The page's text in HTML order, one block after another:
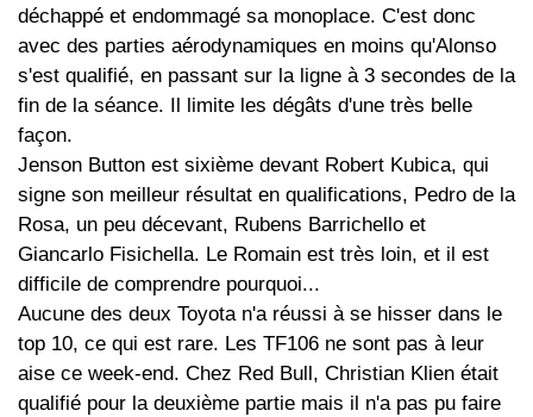
déchappé et endommagé sa monoplace. C'est donc
avec des parties aérodynamiques en moins qu'Alonso
s'est qualifié, en passant sur la ligne à 3 secondes de la
fin de la séance. Il limite les dégâts d'une très belle
façon.
Jenson Button est sixième devant Robert Kubica, qui
signe son meilleur résultat en qualifications, Pedro de la
Rosa, un peu décevant, Rubens Barrichello et
Giancarlo Fisichella. Le Romain est très loin, et il est
difficile de comprendre pourquoi...
Aucune des deux Toyota n'a réussi à se hisser dans le
top 10, ce qui est rare. Les TF106 ne sont pas à leur
aise ce week-end. Chez Red Bull, Christian Klien était
qualifié pour la deuxième partie mais il n'a pas pu faire